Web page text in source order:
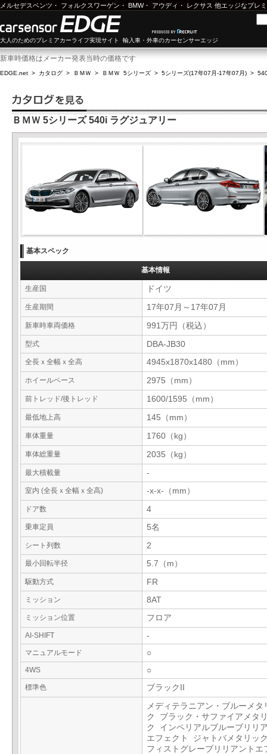
メルセデスベンツ ・ フォルクスワーゲン ・ BMW・ アウディ ・ レクサス 他エッジなプレ
大人のためのプレミアカーライフ実現サイト 輸入車・外車のカーセンサーエッジ
新車時価格はメーカー発表当時の価格です
EDGE.net > カタログ > ＢＭＷ > ＢＭＷ 5シリーズ > 5シリーズ(17年07月-17年07月) >
ＢＭＷ 5シリーズ 540i ラグジュアリー
基本スペック
基本情報
生産国 ドイツ
生産期間 17年07月～17年07月
新車時車両価格 991万円（税込）
型式 DBA-JB30
全長ｘ全幅ｘ全高 4945x1870x1480（mm）
ホイールベース 2975（mm）
前トレッド/後トレッド 1600/1595（mm）
最低地上高 145（mm）
車体重量 1760（kg）
車体総重量 2035（kg）
最大積載量 -
室内 (全長ｘ全幅ｘ全高) -x-x-（mm）
ドア数 4
乗車定員 5名
シート列数 2
最小回転半径 5.7（m）
駆動方式 FR
ミッション 8AT
ミッション位置 フロア
AI-SHIFT -
マニュアルモード ○
4WS ○
標準色 ブラックII
メディテラニアン・ブルーメタ
ク ブラック・サファイアメタ
ク インペリアルブルーブリリ
エフェクト ジャトバメタリッ
フィストグレーブリリアントエ